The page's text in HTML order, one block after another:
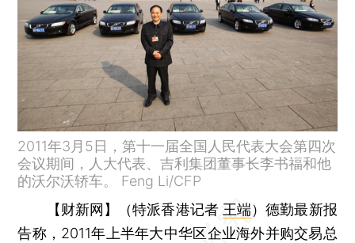
2011年3月5日，第十一届全国人民代表大会第四次
会议期间，人大代表、吉利集团董事长李书福和他
的沃尔沃轿车。 Feng Li/CFP
【财新网】（特派香港记者 王端）德勤最新报
告称，2011年上半年大中华区企业海外并购交易总